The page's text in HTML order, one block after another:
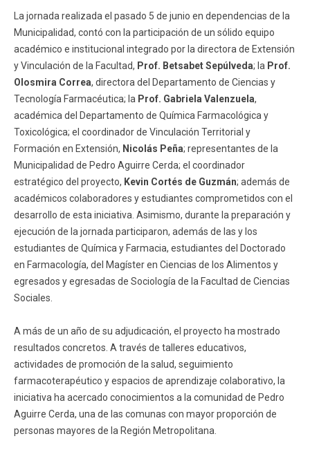
La jornada realizada el pasado 5 de junio en dependencias de la
Municipalidad, contó con la participación de un sólido equipo
académico e institucional integrado por la directora de Extensión
y Vinculación de la Facultad, Prof. Betsabet Sepúlveda; la Prof.
Olosmira Correa, directora del Departamento de Ciencias y
Tecnología Farmacéutica; la Prof. Gabriela Valenzuela,
académica del Departamento de Química Farmacológica y
Toxicológica; el coordinador de Vinculación Territorial y
Formación en Extensión, Nicolás Peña; representantes de la
Municipalidad de Pedro Aguirre Cerda; el coordinador
estratégico del proyecto, Kevin Cortés de Guzmán; además de
académicos colaboradores y estudiantes comprometidos con el
desarrollo de esta iniciativa. Asimismo, durante la preparación y
ejecución de la jornada participaron, además de las y los
estudiantes de Química y Farmacia, estudiantes del Doctorado
en Farmacología, del Magíster en Ciencias de los Alimentos y
egresados y egresadas de Sociología de la Facultad de Ciencias
Sociales.
A más de un año de su adjudicación, el proyecto ha mostrado
resultados concretos. A través de talleres educativos,
actividades de promoción de la salud, seguimiento
farmacoterapéutico y espacios de aprendizaje colaborativo, la
iniciativa ha acercado conocimientos a la comunidad de Pedro
Aguirre Cerda, una de las comunas con mayor proporción de
personas mayores de la Región Metropolitana.